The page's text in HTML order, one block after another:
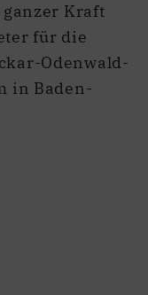
Kraft
für die
Odenwald-
in Baden-